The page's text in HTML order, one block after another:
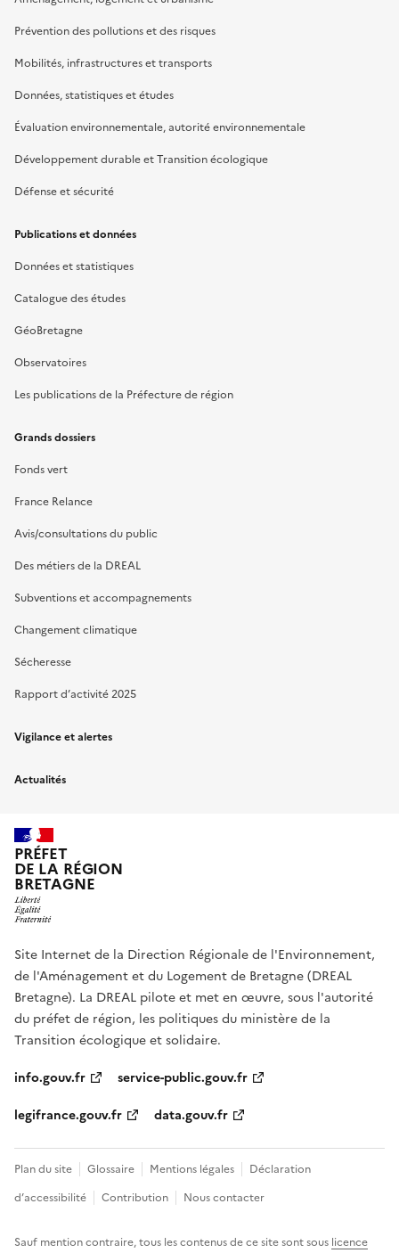
Prévention des pollutions et des risques
Mobilités, infrastructures et transports
Données, statistiques et études
Évaluation environnementale, autorité environnementale
Développement durable et Transition écologique
Défense et sécurité
Publications et données
Données et statistiques
Catalogue des études
GéoBretagne
Observatoires
Les publications de la Préfecture de région
Grands dossiers
Fonds vert
France Relance
Avis/consultations du public
Des métiers de la DREAL
Subventions et accompagnements
Changement climatique
Sécheresse
Rapport d’activité 2025
Vigilance et alertes
Actualités
PRÉFET
DE LA RÉGION
BRETAGNE
Site Internet de la Direction Régionale de l'Environnement,
de l'Aménagement et du Logement de Bretagne (DREAL
Bretagne). La DREAL pilote et met en œuvre, sous l'autorité
du préfet de région, les politiques du ministère de la
Transition écologique et solidaire.
info.gouv.fr
service-public.gouv.fr
legifrance.gouv.fr
data.gouv.fr
Plan du site Glossaire Mentions légales
Déclaration
d’accessibilité
Contribution Nous contacter
Sauf mention contraire, tous les contenus de ce site sont sous licence